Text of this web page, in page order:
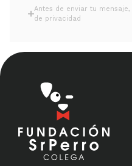
Antes de enviar tu
de privacidad